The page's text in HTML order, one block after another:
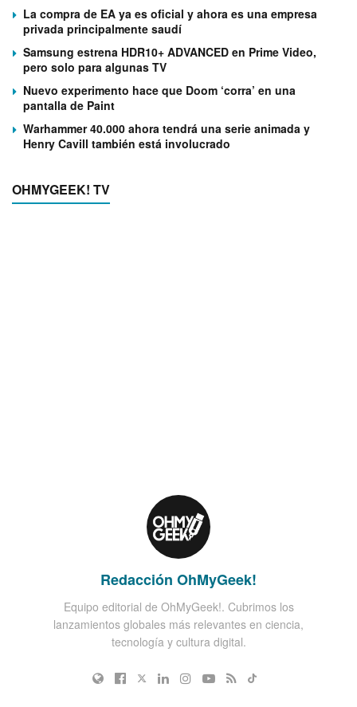
La compra de EA ya es oficial y ahora es una empresa
privada principalmente saudí
Samsung estrena HDR10+ ADVANCED en Prime Video,
pero solo para algunas TV
Nuevo experimento hace que Doom ‘corra’ en una
pantalla de Paint
Warhammer 40.000 ahora tendrá una serie animada y
Henry Cavill también está involucrado
OHMYGEEK! TV
Redacción OhMyGeek!
Equipo editorial de OhMyGeek!. Cubrimos los
lanzamientos globales más relevantes en ciencia,
tecnología y cultura digital.